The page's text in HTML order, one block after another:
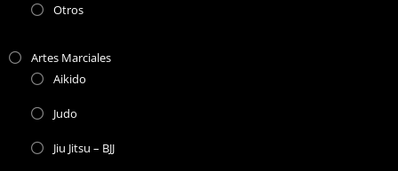
Otros
Artes Marciales
Aikido
Judo
Jiu Jitsu – BJJ